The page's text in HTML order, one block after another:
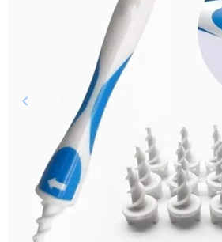
Anterior
keyboard_arrow_left